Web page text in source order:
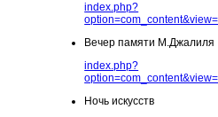
index.php?
Вечер памяти М.Джалиля
index.php?
Ночь искусств